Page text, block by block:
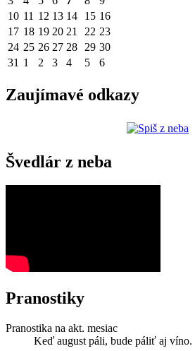
10 11 12 13 14 15 16
17 18 19 20 21 22 23
24 25 26 27 28 29 30
31 1 2 3 4 5 6
Zaujímavé odkazy
Švedlár z neba
Pranostiky
Pranostika na akt. mesiac
Keď august páli, bude páliť aj víno.